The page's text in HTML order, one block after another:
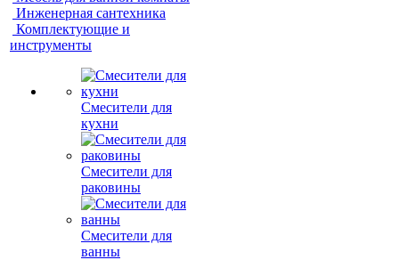
Инженерная сантехника
Комплектующие и
инструменты
Смесители для
кухни
Смесители для
раковины
Смесители для
ванны